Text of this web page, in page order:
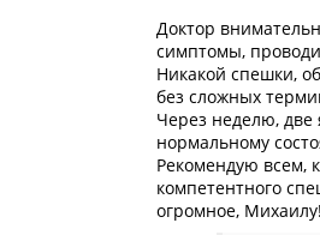
Доктор
симптомы,
Никакой спешки,
без сложных
Через неделю,
нормальному
Рекомендую всем,
компетентного
огромное, Михаилу!